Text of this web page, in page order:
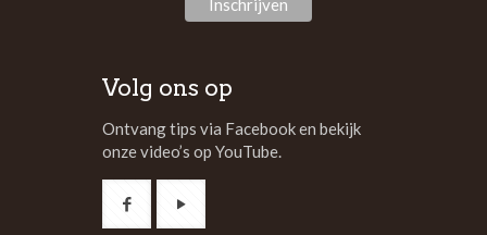
Volg ons op
Ontvang tips via Facebook en bekijk
onze video’s op YouTube.